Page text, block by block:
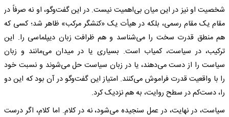
شخصیت او نیز در این میان بی‌اهمیت نیست. در این گفت‌وگو، او نه صرفاً در
مقام یک مقام رسمی، بلکه در هیأت یک «کنشگر مرکب» ظاهر شد؛ کسی که
هم منطق قدرت سخت را می‌شناسد و هم ظرافت زبان دیپلماسی را. این
ترکیب، در سیاست، کمیاب است. بسیاری یا در میدان می‌مانند و زبان
سیاست را از دست می‌دهند، یا در زبان سیاست حل می‌شوند و نسبت خود
را با واقعیت قدرت فراموش می‌کنند. امتیاز این گفت‌وگو در آن بود که این دو
را، دست‌کم در سطح روایت، به هم نزدیک کرد.
سیاست، در نهایت، در عمل سنجیده می‌شود، نه در کلام. اما کلام، اگر درست